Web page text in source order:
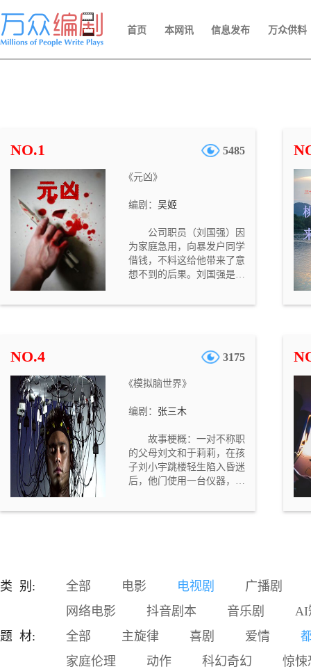
首页 本网讯 信息发布 万众供料
NO.1 5485
《元凶》
编剧： 吴姬
公司职员（刘国强）因
为家庭急用，向暴发户同学
借钱，不料这给他带来了意
想不到的后果。刘国强是一
子（郭艳）一向抱怨他没有
不爽。中学时，郭艳和马延
川一直暗恋着郭艳。刘国强
是因为父亲住院，需要大笔
自己平时很不喜欢的暴发户
同学（马延川）借钱。结
果，刘国强觉得越来越不
爽，他对借钱这事儿感到后
NO.4 3175
《模拟脑世界》
编剧： 张三木
故事梗概：一对不称职
的父母刘文和于莉莉，在孩
子刘小宇跳楼轻生陷入昏迷
后，他门使用一台仪器，进
的意识消失之前，重新唤醒
随着社会的发展，家长们望
子成龙的心情越来越迫切，
这种急切的心情强加给孩
子，从而造成了很多无法挽
回的悲剧。如果再给发生悲
生什么情况。身为父母，要
类 别: 全部 电影 电视剧
广播剧
网络电影
抖音剧本 音乐剧
AI
题 材:
全部 主旋律 喜剧 爱情
家庭伦理
动作 科幻奇幻
惊悚